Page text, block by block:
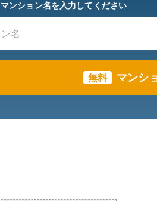
マンション名を入力してください
無料 マンシ